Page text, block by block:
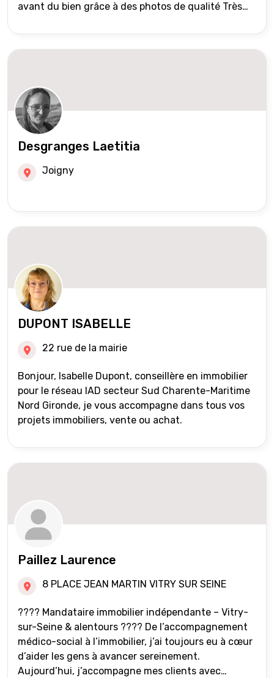
avant du bien grâce à des photos de qualité Très
international) Validation du financement des
acquéreurs auprès de partenaires financiers
réseau Iad France et Iad Deutschland Inter agence
Desgranges Laetitia
Joigny
DUPONT ISABELLE
22 rue de la mairie
Bonjour, Isabelle Dupont, conseillère en immobilier
pour le réseau IAD secteur Sud Charente-Maritime
Nord Gironde, je vous accompagne dans tous vos
projets immobiliers, vente ou achat.
Paillez Laurence
8 PLACE JEAN MARTIN VITRY SUR SEINE
???? Mandataire immobilier indépendante – Vitry-
sur-Seine & alentours ???? De l’accompagnement
médico-social à l’immobilier, j’ai toujours eu à cœur
d’aider les gens à avancer sereinement.
Aujourd’hui, j’accompagne mes clients avec